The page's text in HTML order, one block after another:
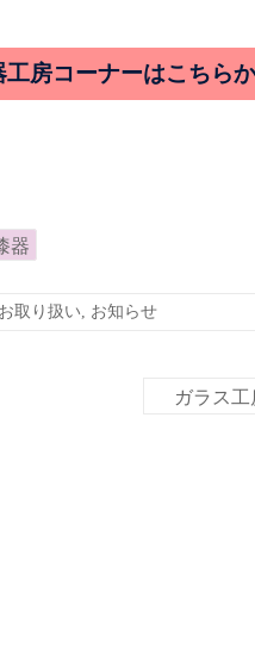
房コーナーはこちら
器
お取り扱い お知らせ
ガラス